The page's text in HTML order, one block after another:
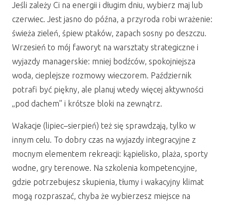
Jeśli zależy Ci na energii i długim dniu, wybierz maj lub
czerwiec. Jest jasno do późna, a przyroda robi wrażenie:
świeża zieleń, śpiew ptaków, zapach sosny po deszczu.
Wrzesień to mój faworyt na warsztaty strategiczne i
wyjazdy managerskie: mniej bodźców, spokojniejsza
woda, cieplejsze rozmowy wieczorem. Październik
potrafi być piękny, ale planuj wtedy więcej aktywności
„pod dachem” i krótsze bloki na zewnątrz.
Wakacje (lipiec–sierpień) też się sprawdzają, tylko w
innym celu. To dobry czas na wyjazdy integracyjne z
mocnym elementem rekreacji: kąpielisko, plaża, sporty
wodne, gry terenowe. Na szkolenia kompetencyjne,
gdzie potrzebujesz skupienia, tłumy i wakacyjny klimat
mogą rozpraszać, chyba że wybierzesz miejsce na